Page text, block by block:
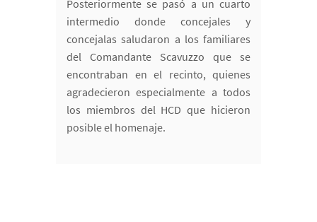
Posteriormente se pasó a un cuarto
intermedio donde concejales y
concejalas saludaron a los familiares
del Comandante Scavuzzo que se
encontraban en el recinto, quienes
agradecieron especialmente a todos
los miembros del HCD que hicieron
posible el homenaje.